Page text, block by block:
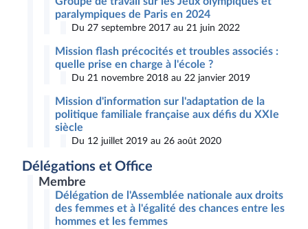
paralympiques de Paris en 2024
Du 27 septembre 2017 au 21 juin 2022
Mission flash précocités et troubles associés :
quelle prise en charge à l'école ?
Du 21 novembre 2018 au 22 janvier 2019
Mission d'information sur l'adaptation de la
politique familiale française aux défis du XXIe
siècle
Du 12 juillet 2019 au 26 août 2020
Délégations et Office
Membre
Délégation de l'Assemblée nationale aux droits
des femmes et à l'égalité des chances entre les
hommes et les femmes